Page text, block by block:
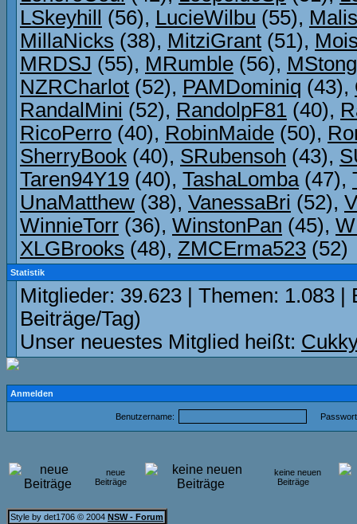
LSkeyhill
(56), LucieWilbu (55),
MillaNicks (38), MitziGrant (51),
MRDSJ (55), MRumble (56),
NZRCharlot (52), PAMDominiq (43),
RandalMini (52), RandolpF81 (40),
RicoPerro (40), RobinMaide (50),
SherryBook (40), SRubensoh (43),
Taren94Y19 (40), TashaLomba(47),
UnaMatthew (38), VanessaBri (52),
WinnieTorr (36), WinstonPan (45),
XLGBrooks (48), ZMCErma523 (52)
Statistik
Mitglieder: 39.623 | Themen: 1.083
Beiträge/Tag)
Unser neuestes Mitglied heißt:
Anmelden
Benutzername:
neue
Beiträge
keine neuen
Beiträge
Style by det1706 © 2004 NSW - Forum